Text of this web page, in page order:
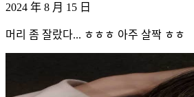
2024 年 8 月 15 日
머리 좀 잘랐다... ㅎㅎㅎ 아주 살짝 ㅎㅎ